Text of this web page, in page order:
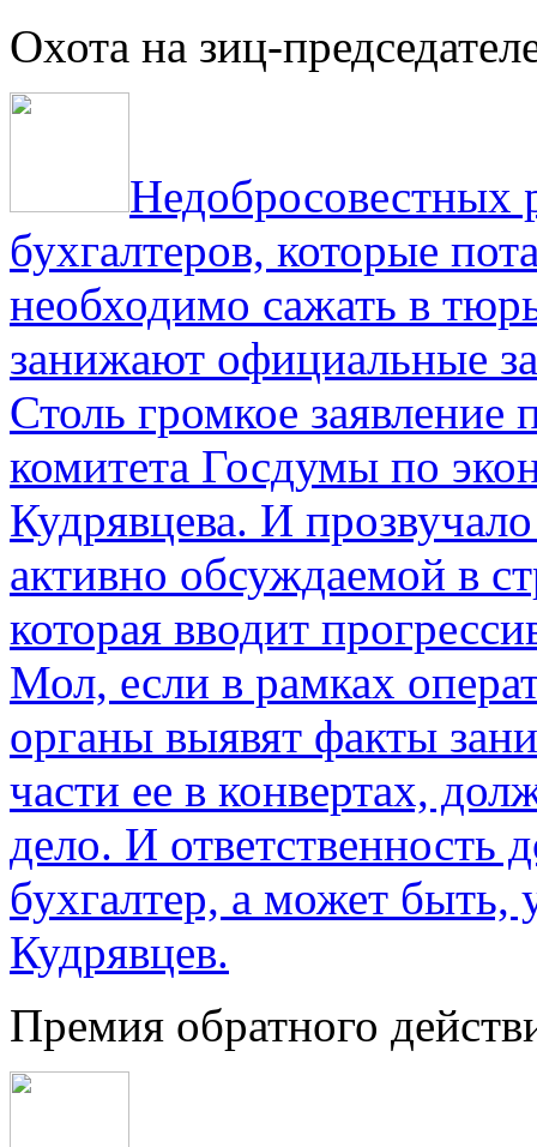
Охота на зиц-
Недобросовестных
бухгалтеров, которые
необходимо сажать в
занижают официальные
Столь громкое заявление
комитета Госдумы по
Кудрявцева. И
активно обсуждаемой в
которая вводит
Мол, если в рамках
органы выявят факты
части ее в конвертах,
дело. И ответственность
бухгалтер, а может быть,
Кудрявцев.
Премия обратного